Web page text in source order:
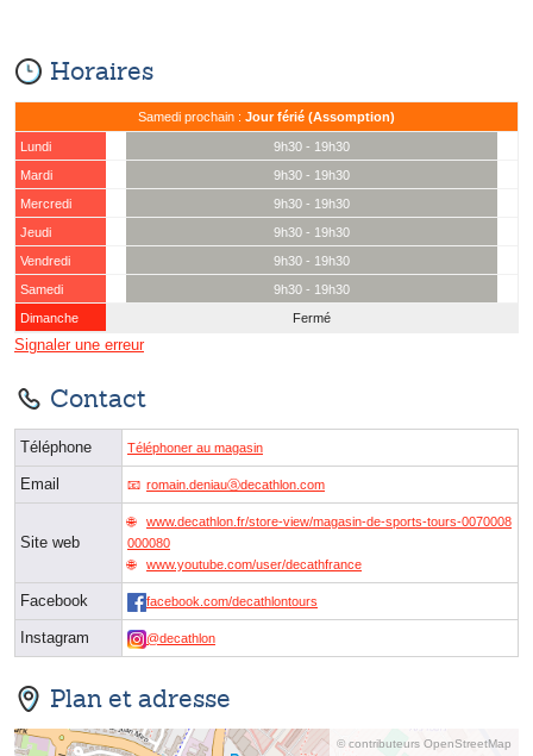
Horaires
Samedi prochain : Jour férié (Assomption)
Lundi
9h30 - 19h30
Mardi
9h30 - 19h30
Mercredi
9h30 - 19h30
Jeudi
9h30 - 19h30
Vendredi
9h30 - 19h30
Samedi
9h30 - 19h30
Dimanche
Fermé
Signaler une erreur
Contact
Téléphone Téléphoner au magasin
Email romain.deniauⓐdecathlon.com
Site web
www.decathlon.fr/store-view/magasin-de-sports-tours-0070008
000080
www.youtube.com/user/decathfrance
Facebook facebook.com/decathlontours
Instagram @decathlon
Plan et adresse
© contributeurs OpenStreetMap